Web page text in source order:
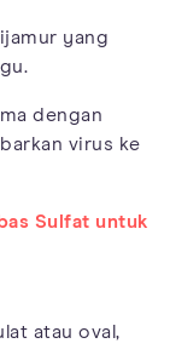
yang
dengan
virus ke
Sulfat untuk
atau oval,